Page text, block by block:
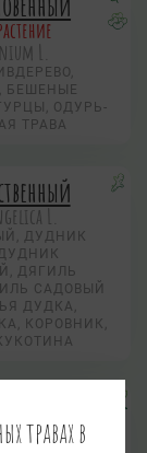
L.
БЕШЕНЫЕ
ОДУРЬ-
ТРАВА
L.
ДУДНИК
ДЯГИЛЬ
САДОВЫЙ
ДУДКА,
КОРОВНИК,
L.
травах в